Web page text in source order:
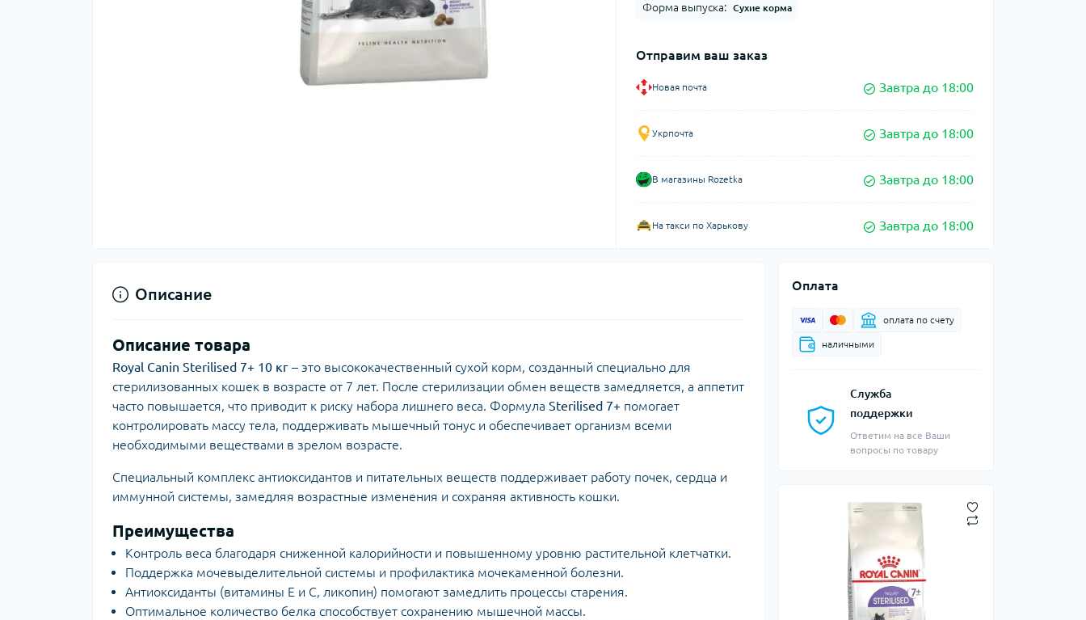
Форма выпуска: Сухие корма
Отправим ваш заказ
Новая почта Завтра до 18:00
Укрпочта Завтра до 18:00
В магазины Rozetka Завтра до 18:00
На такси по Харькову Завтра до 18:00
Оплата
оплата по счету
наличными
Служба
поддержки
Ответим на все Ваши
вопросы по товару
Описание
Описание товара
Royal Canin Sterilised 7+ 10 кг – это высококачественный сухой корм, созданный специально для
стерилизованных кошек в возрасте от 7 лет. После стерилизации обмен веществ замедляется, а аппетит
часто повышается, что приводит к риску набора лишнего веса. Формула Sterilised 7+ помогает
контролировать массу тела, поддерживать мышечный тонус и обеспечивает организм всеми
необходимыми веществами в зрелом возрасте.
Специальный комплекс антиоксидантов и питательных веществ поддерживает работу почек, сердца и
иммунной системы, замедляя возрастные изменения и сохраняя активность кошки.
Преимущества
Контроль веса благодаря сниженной калорийности и повышенному уровню растительной клетчатки.
Поддержка мочевыделительной системы и профилактика мочекаменной болезни.
Антиоксиданты (витамины E и C, ликопин) помогают замедлить процессы старения.
Оптимальное количество белка способствует сохранению мышечной массы.